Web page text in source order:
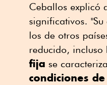
Ceballos explicó
significativos.
los de otros
reducido, incluso
fija se
condiciones